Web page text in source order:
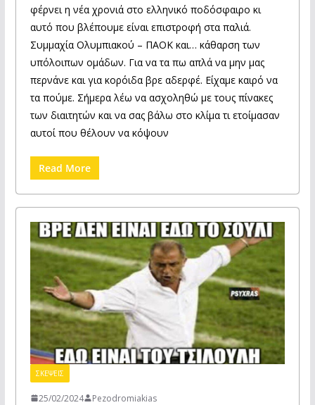
φέρνει η νέα χρονιά στο ελληνικό ποδόσφαιρο κι
αυτό που βλέπουμε είναι επιστροφή στα παλιά.
Συμμαχία Ολυμπιακού – ΠΑΟΚ και… κάθαρση των
υπόλοιπων ομάδων. Για να τα πω απλά να μην μας
περνάνε και για κορόιδα βρε αδερφέ. Είχαμε καιρό να
τα πούμε. Σήμερα λέω να ασχοληθώ με τους πίνακες
των διαιτητών και να σας βάλω στο κλίμα τι ετοίμασαν
αυτοί που θέλουν να κόψουν
Read More
ΣΚΕΨΕΙΣ
25/02/2024 Pezodromiakias